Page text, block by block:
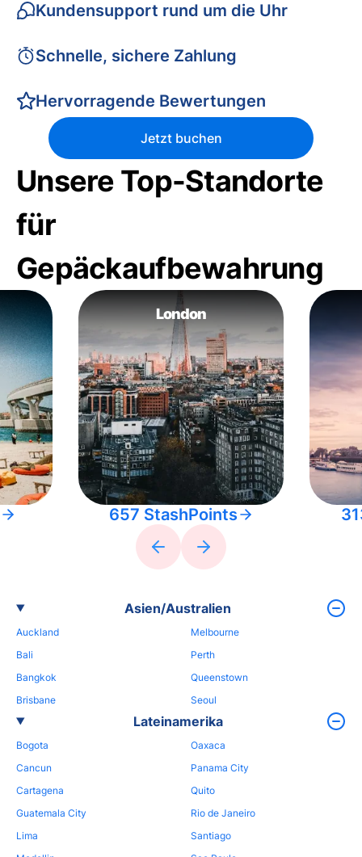
Kundensupport rund um die Uhr
Schnelle, sichere Zahlung
Hervorragende Bewertungen
Jetzt buchen
Unsere Top-Standorte
für
Gepäckaufbewahrung
London
657 StashPoints
Asien/Australien
Auckland
Bali
Bangkok
Brisbane
Melbourne
Perth
Queenstown
Seoul
Lateinamerika
Bogota
Cancun
Cartagena
Guatemala City
Lima
Oaxaca
Panama City
Quito
Rio de Janeiro
Santiago